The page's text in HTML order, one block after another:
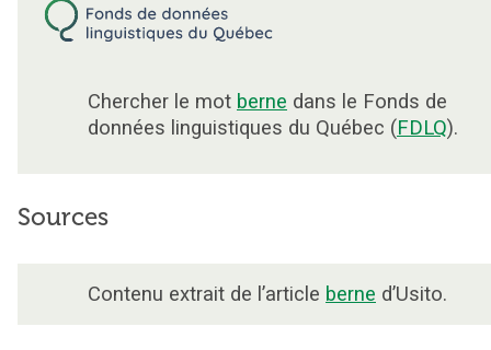
Chercher le mot berne dans le Fonds de
données linguistiques du Québec (FDLQ).
Sources
Contenu extrait de l’article berne d’Usito.